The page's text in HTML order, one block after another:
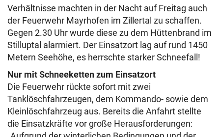
Verhältnisse machten in der Nacht auf Freitag auch
der Feuerwehr Mayrhofen im Zillertal zu schaffen.
Gegen 2.30 Uhr wurde diese zu dem Hüttenbrand im
Stilluptal alarmiert. Der Einsatzort lag auf rund 1450
Metern Seehöhe, es herrschte starker Schneefall!
Nur mit Schneeketten zum Einsatzort
Die Feuerwehr rückte sofort mit zwei
Tanklöschfahrzeugen, dem Kommando- sowie dem
Kleinlöschfahrzeug aus. Bereits die Anfahrt stellte
die Einsatzkräfte vor große Herausforderungen: